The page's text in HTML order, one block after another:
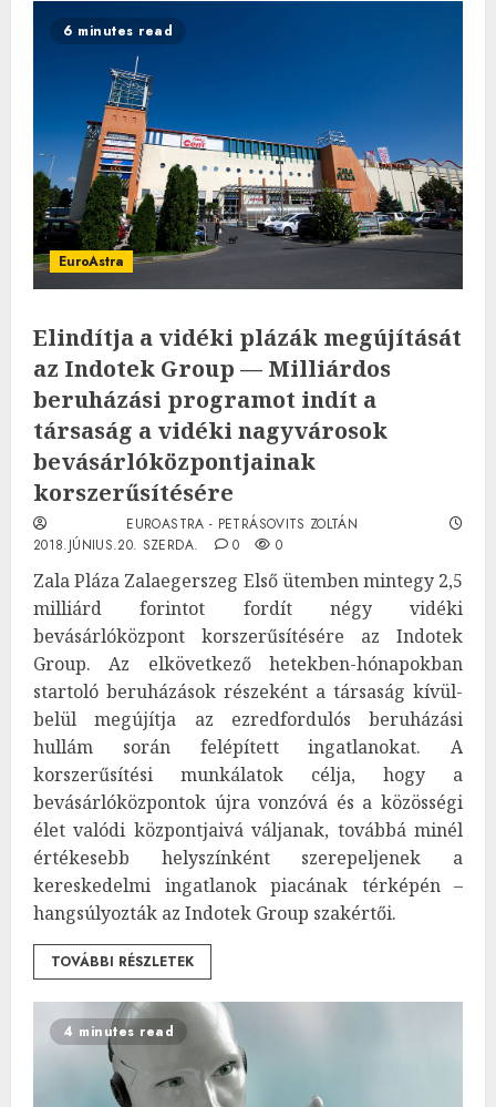
6 minutes read
EuroAstra
Elindítja a vidéki plázák megújítását
az Indotek Group — Milliárdos
beruházási programot indít a
társaság a vidéki nagyvárosok
bevásárlóközpontjainak
korszerűsítésére
EUROASTRA - PETRÁSOVITS ZOLTÁN
2018.JÚNIUS.20. SZERDA.
0 0
Zala Pláza Zalaegerszeg Első ütemben mintegy 2,5
milliárd forintot fordít négy vidéki
bevásárlóközpont korszerűsítésére az Indotek
Group. Az elkövetkező hetekben-hónapokban
startoló beruházások részeként a társaság kívül-
belül megújítja az ezredfordulós beruházási
hullám során felépített ingatlanokat. A
korszerűsítési munkálatok célja, hogy a
bevásárlóközpontok újra vonzóvá és a közösségi
élet valódi központjaivá váljanak, továbbá minél
értékesebb helyszínként szerepeljenek a
kereskedelmi ingatlanok piacának térképén –
hangsúlyozták az Indotek Group szakértői.
TOVÁBBI RÉSZLETEK
4 minutes read